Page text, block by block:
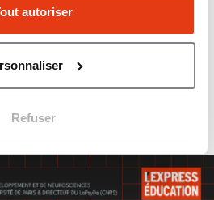
autoriser
Refuser
épisodes